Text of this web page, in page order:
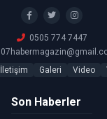
0505 774 7447
İletişim Galeri Video
Son Haberler